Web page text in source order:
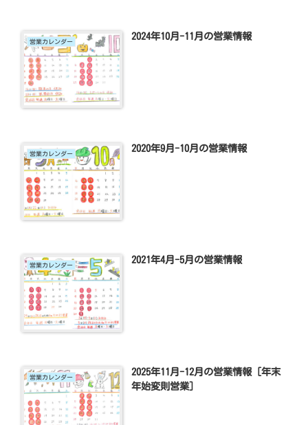
営業カレンダー
2024年10月-11月の営業情報
営業カレンダー
2020年9月-10月の営業情報
営業カレンダー
2021年4月-5月の営業情報
営業カレンダー
2025年11月-12月の営業情報 [年末
年始変則営業]